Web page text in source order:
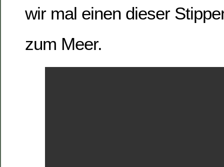
wir mal einen dieser
zum Meer.